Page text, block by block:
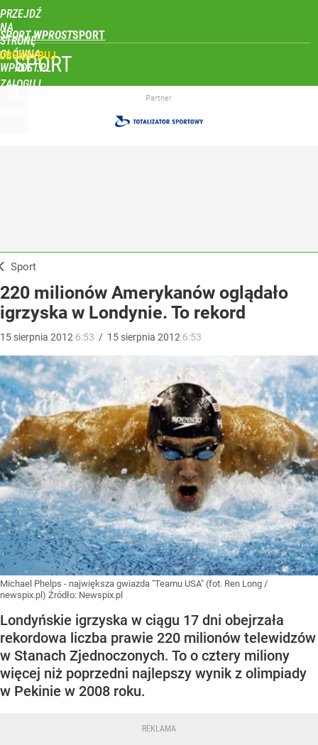
PRZEJDŹ
NA
STRONĘ
GŁÓWNĄ
WPROST.PL
SPORT WPROST
ZALOGUJ
SPORT
Partner
Sport
220 milionów Amerykanów oglądało
igrzyska w Londynie. To rekord
15 sierpnia 2012 6:53 / 15 sierpnia 2012 6:53
Michael Phelps - największa gwiazda "Teamu USA" (fot. Ren Long /
newspix.pl) Źródło: Newspix.pl
Londyńskie igrzyska w ciągu 17 dni obejrzała
rekordowa liczba prawie 220 milionów telewidzów
w Stanach Zjednoczonych. To o cztery miliony
więcej niż poprzedni najlepszy wynik z olimpiady
w Pekinie w 2008 roku.